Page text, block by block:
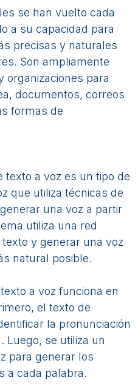
se han vuelto cada
a su capacidad para
precisas y naturales
Son ampliamente
organizaciones para
documentos, correos
formas de
a voz es un tipo de
que utiliza técnicas de
una voz a partir
utiliza una red
y generar una voz
natural posible.
a voz funciona en
el texto de
la pronunciación
Luego, se utiliza un
para generar los
a cada palabra.